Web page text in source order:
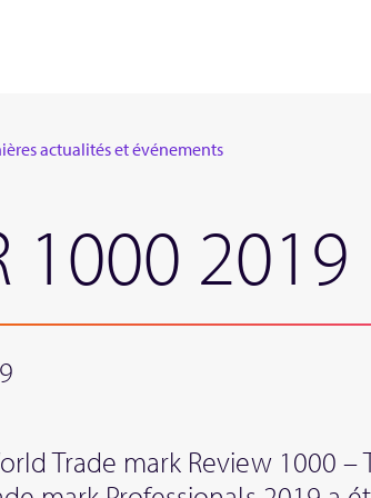
actualités et événements
1000 2019
Trade mark Review 1000 –